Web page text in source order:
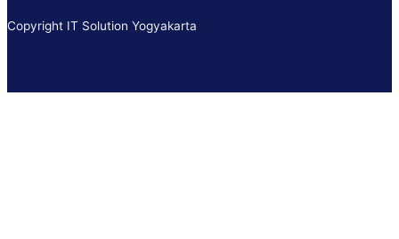
Copyright IT Solution Yogyakarta